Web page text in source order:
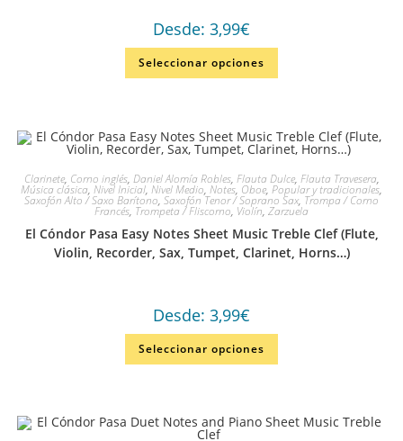
Desde: 3,99€
Seleccionar opciones
Clarinete, Corno inglés, Daniel Alomía Robles, Flauta Dulce, Flauta Travesera,
Música clásica, Nivel Inicial, Nivel Medio, Notes, Oboe, Popular y tradicionales,
Saxofón Alto / Saxo Barítono, Saxofón Tenor / Soprano Sax, Trompa / Corno
Francés, Trompeta / Fliscorno, Violín, Zarzuela
El Cóndor Pasa Easy Notes Sheet Music Treble Clef (Flute,
Violin, Recorder, Sax, Tumpet, Clarinet, Horns…)
Desde: 3,99€
Seleccionar opciones